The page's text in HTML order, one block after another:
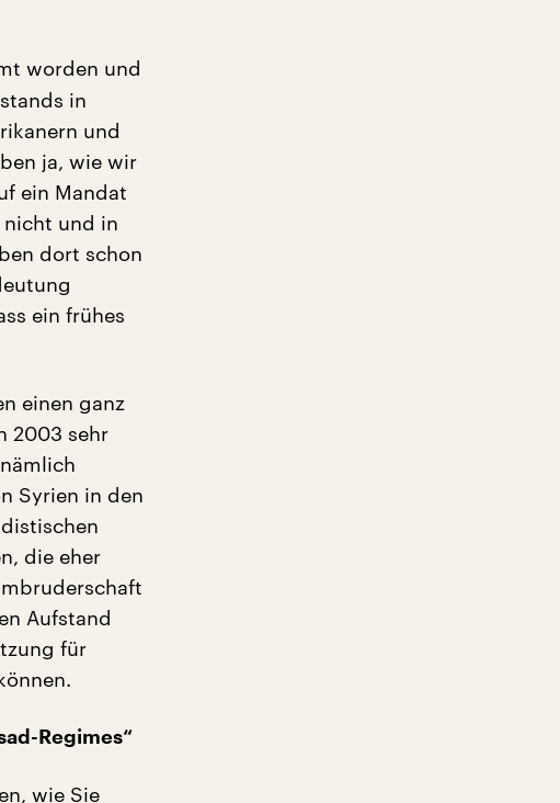
worden und
in
und
ja, wie wir
ein Mandat
nicht und in
dort schon
ein frühes
einen ganz
2003 sehr
Syrien in den
die eher
Aufstand
für
Regimes“
wie Sie